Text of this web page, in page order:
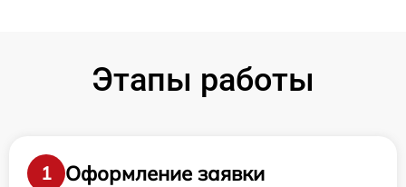
Этапы работы
1
Оформление заявки